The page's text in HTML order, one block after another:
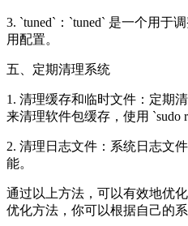
3. `tuned`：`tuned` 是一个用于
用配置。
五、定期清理系统
1. 清理缓存和临时文件：定期
来清理软件包缓存，使用 `sudo
2. 清理日志文件：系统日志文
能。
通过以上方法，可以有效地优
优化方法，你可以根据自己的